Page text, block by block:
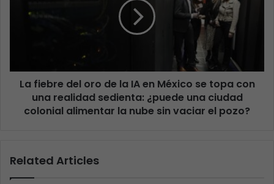
La fiebre del oro de la IA en México se topa con
una realidad sedienta: ¿puede una ciudad
colonial alimentar la nube sin vaciar el pozo?
Related Articles